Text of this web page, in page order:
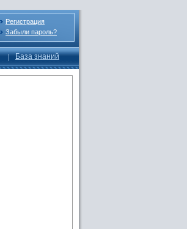
Регистрация
Забыли пароль?
База знаний